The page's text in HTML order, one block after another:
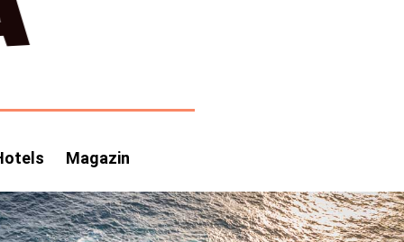
Magazin